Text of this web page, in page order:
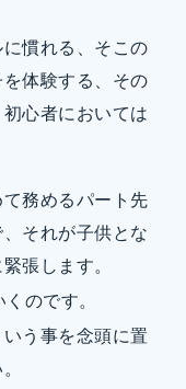
慣れる、そこの
体験する、その
心者においては
務めるパート先
それが子供とな
張します。
のです。
う事を念頭に置